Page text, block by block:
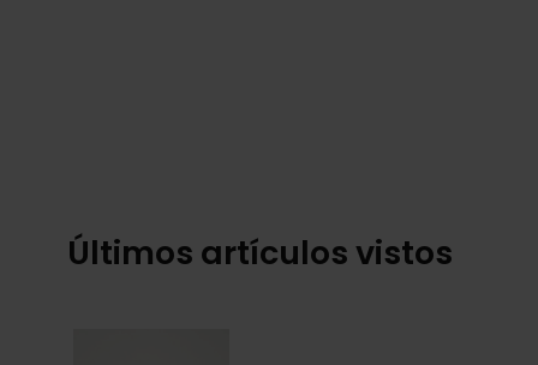
Últimos artículos vistos